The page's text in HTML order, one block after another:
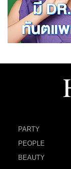
PARTY
PEOPLE
BEAUTY